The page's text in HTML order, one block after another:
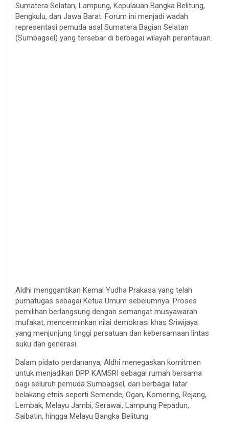
Sumatera Selatan, Lampung, Kepulauan Bangka Belitung,
Bengkulu, dan Jawa Barat. Forum ini menjadi wadah
representasi pemuda asal Sumatera Bagian Selatan
(Sumbagsel) yang tersebar di berbagai wilayah perantauan.
Aldhi menggantikan Kemal Yudha Prakasa yang telah
purnatugas sebagai Ketua Umum sebelumnya. Proses
pemilihan berlangsung dengan semangat musyawarah
mufakat, mencerminkan nilai demokrasi khas Sriwijaya
yang menjunjung tinggi persatuan dan kebersamaan lintas
suku dan generasi.
Dalam pidato perdananya, Aldhi menegaskan komitmen
untuk menjadikan DPP KAMSRI sebagai rumah bersama
bagi seluruh pemuda Sumbagsel, dari berbagai latar
belakang etnis seperti Semende, Ogan, Komering, Rejang,
Lembak, Melayu Jambi, Serawai, Lampung Pepadun,
Saibatin, hingga Melayu Bangka Belitung.